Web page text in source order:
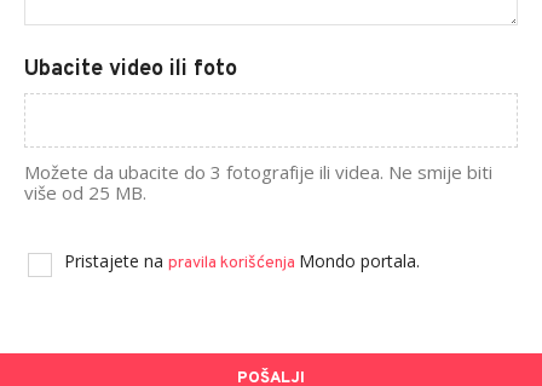
Ubacite video ili foto
Možete da ubacite do 3 fotografije ili videa. Ne smije biti
više od 25 MB.
Pristajete na pravila korišćenja Mondo portala.
POŠALJI